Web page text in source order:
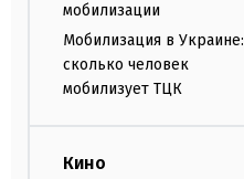
мобилизации
Мобилизация в Украине:
сколько человек
мобилизует ТЦК
Кино